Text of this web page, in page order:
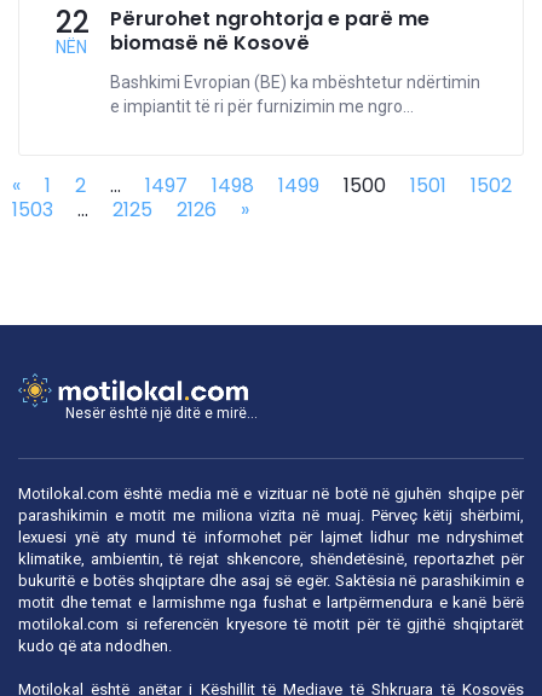
22
NËN
Përurohet ngrohtorja e parë me
biomasë në Kosovë
Bashkimi Evropian (BE) ka mbështetur ndërtimin
e impiantit të ri për furnizimin me ngro...
« 1 2 ... 1497 1498 1499 1500 1501
1502
1503
... 2125 2126 »
Nesër është një ditë e mirë...
Motilokal.com është media më e vizituar në botë në gjuhën shqipe për
parashikimin e motit me miliona vizita në muaj. Përveç këtij shërbimi,
lexuesi ynë aty mund të informohet për lajmet lidhur me ndryshimet
klimatike, ambientin, të rejat shkencore, shëndetësinë, reportazhet për
bukuritë e botës shqiptare dhe asaj së egër. Saktësia në parashikimin e
motit dhe temat e larmishme nga fushat e lartpërmendura e kanë bërë
motilokal.com si referencën kryesore të motit për të gjithë shqiptarët
kudo që ata ndodhen.
Motilokal është anëtar i Këshillit të Mediave të Shkruara të Kosovës